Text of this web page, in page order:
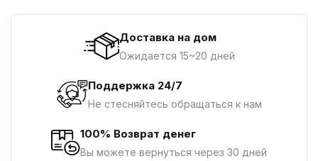
Доставка на дом
Ожидается 15~20 дней
Поддержка 24/7
Не стесняйтесь обращаться к нам
100% Возврат денег
Вы можете вернуться через 30 дней